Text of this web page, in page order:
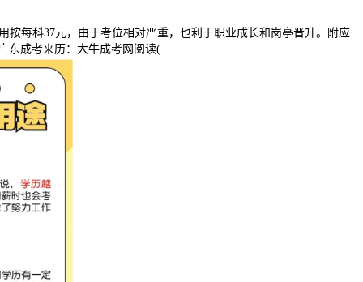
科37元，由于考位相对严重，也利于职业成长和岗亭晋升。附应
东成考来历：大牛成考网阅读(